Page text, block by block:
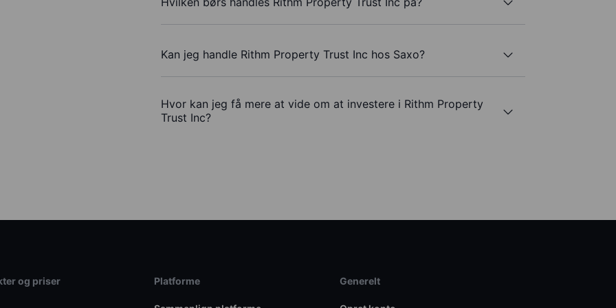
Kan jeg handle Rithm Property Trust Inc hos Saxo?
Hvor kan jeg få mere at vide om at investere i Rithm Property
Trust Inc?
og priser Platforme Generelt